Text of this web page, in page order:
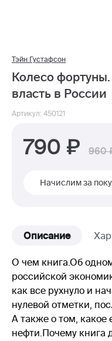
Тэйн Густафсон
Колесо
власть в России
Артикул: 450121
790 960
Начислим за
Описание
О чем книга.Об
российской
как все рухнуло и
нулевой отметки,
А также о том, какое
нефти.Почему книга